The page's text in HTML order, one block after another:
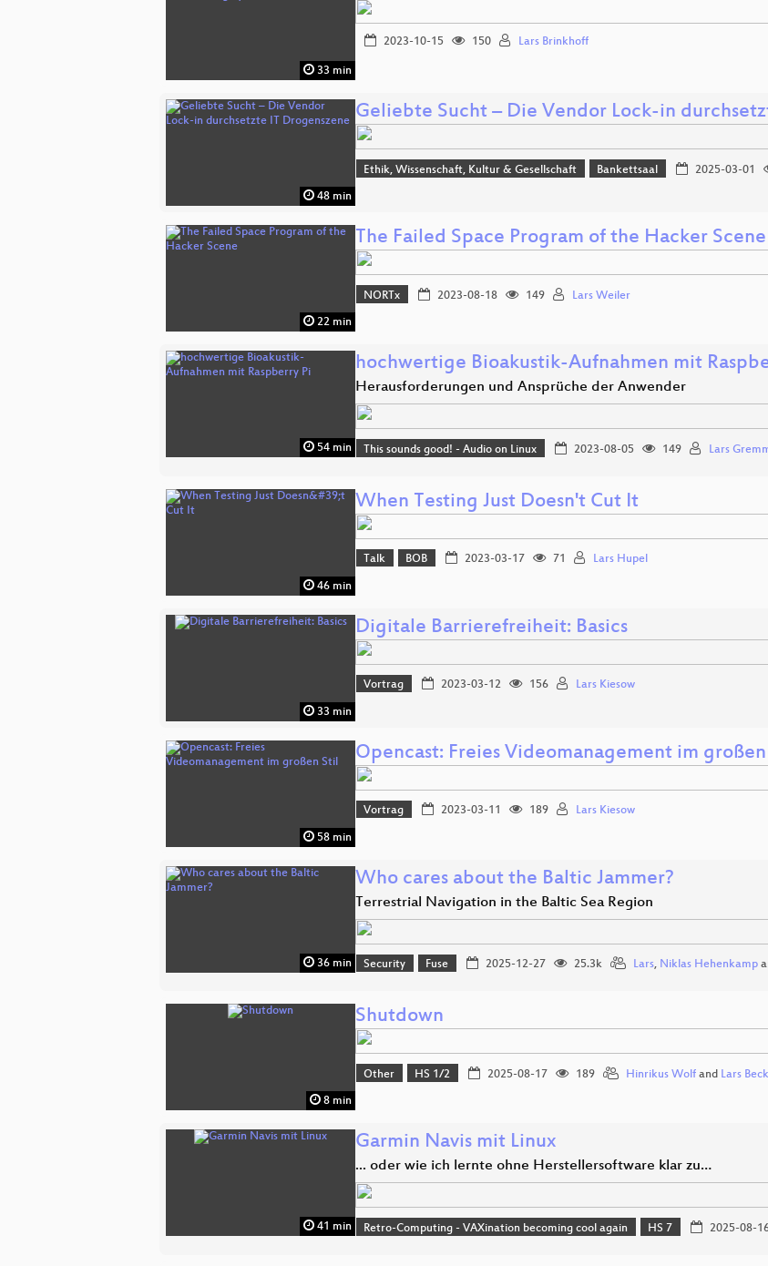
33 min
2023-10-15 150 Lars Brinkhoff
48 min
Geliebte Sucht – Die Vendor Lock-in
Ethik, Wissenschaft, Kultur & Gesellschaft Bankettsaal 2025-03-01
22 min
The Failed Space Program of the Hacker Scene
NORTx 2023-08-18 149 Lars Weiler
54 min
hochwertige Bioakustik-Aufnahmen mit
Herausforderungen und Ansprüche der Anwender
This sounds good! - Audio on Linux 2023-08-05 149 Lars
46 min
When Testing Just Doesn't Cut It
Talk BOB 2023-03-17 71 Lars Hupel
33 min
Digitale Barrierefreiheit: Basics
Vortrag 2023-03-12 156 Lars Kiesow
58 min
Opencast: Freies Videomanagement im
Vortrag 2023-03-11 189 Lars Kiesow
36 min
Who cares about the Baltic Jammer?
Terrestrial Navigation in the Baltic Sea Region
Security Fuse 2025-12-27 25.3k Lars, Niklas Hehenkamp
8 min
Shutdown
Other HS 1/2 2025-08-17 189 Hinrikus Wolfand Lars
41 min
Garmin Navis mit Linux
... oder wie ich lernte ohne Herstellersoftware klar zu…
Retro-Computing - VAXination becoming cool again HS 7 2025-08-